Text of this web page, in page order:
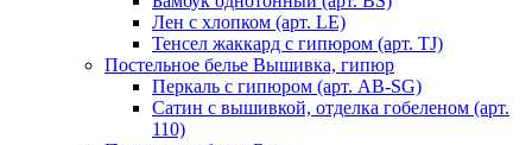
Лен с хлопком (арт. LE)
Тенсел жаккард с гипюром (арт. TJ)
Постельное белье Вышивка, гипюр
Перкаль с гипюром (арт. AB-SG)
Сатин с вышивкой, отделка гобеленом (арт.
110)